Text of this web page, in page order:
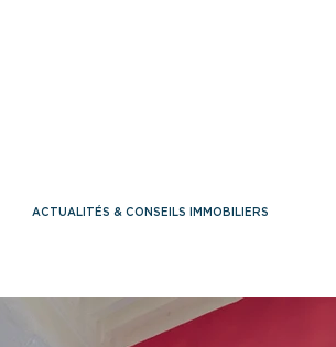
ACTUALITÉS & CONSEILS IMMOBILIERS